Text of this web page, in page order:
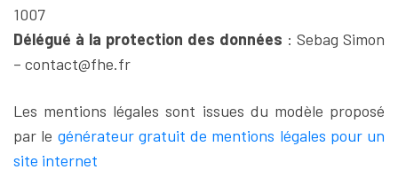
1007
Délégué à la protection des données : Sebag Simon
– contact@fhe.fr
Les mentions légales sont issues du modèle proposé
par le générateur gratuit de mentions légales pour un
site internet